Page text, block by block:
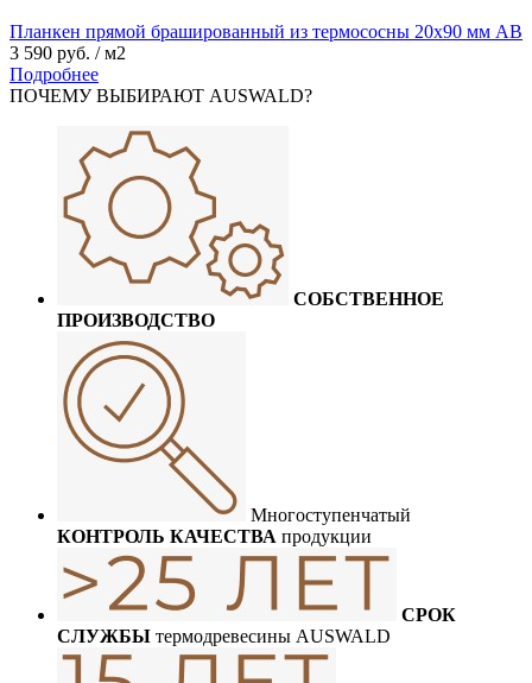
Планкен прямой брашированный из термососны 20х90 мм АВ
3 590 руб. / м2
Подробнее
ПОЧЕМУ ВЫБИРАЮТ AUSWALD?
СОБСТВЕННОЕ
ПРОИЗВОДСТВО
Многоступенчатый
КОНТРОЛЬ КАЧЕСТВА продукции
СРОК
СЛУЖБЫ термодревесины AUSWALD